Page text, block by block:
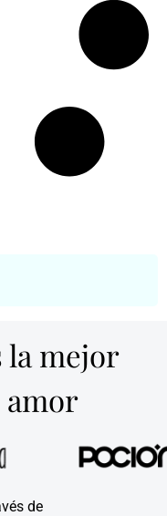
la mejor
amor
de